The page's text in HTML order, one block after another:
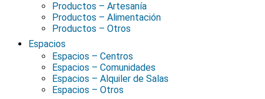
Productos – Artesanía
Productos – Alimentación
Productos – Otros
Espacios
Espacios – Centros
Espacios – Comunidades
Espacios – Alquiler de Salas
Espacios – Otros